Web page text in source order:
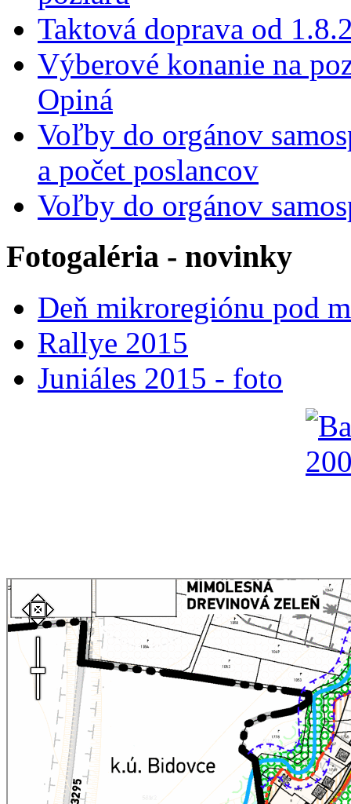
Taktová doprava od
Výberové konanie na
Opiná
Voľby do orgánov
a počet poslancov
Voľby do orgánov
Fotogaléria - novinky
Deň mikroregiónu pod
Rallye 2015
Juniáles 2015 - foto